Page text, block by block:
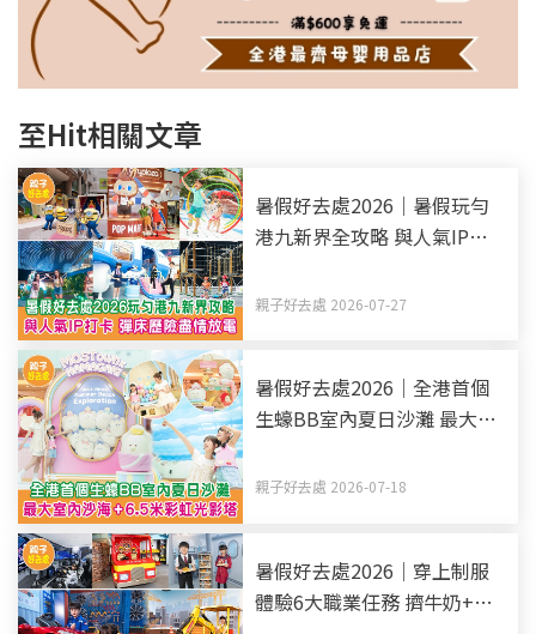
至Hit相關文章
暑假好去處2026｜暑假玩勻
港九新界全攻略 與人氣IP打
更新）
親子好去處 2026-07-27
暑假好去處2026｜全港首個
生蠔BB室內夏日沙灘 最大室
親子好去處 2026-07-18
暑假好去處2026｜穿上制服
體驗6大職業任務 擠牛奶+駕